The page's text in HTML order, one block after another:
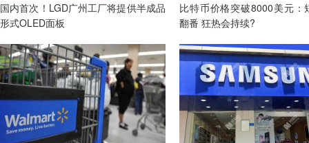
国内首次！LGD广州工厂将提供半成品
形式OLED面板
比特币价格突破8000美元：
翻番 狂热会持续?